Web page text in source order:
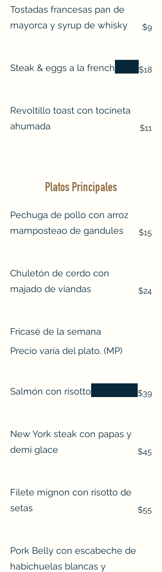
Tostadas francesas pan de
mayorca y syrup de whisky
$9
Steak & eggs a la french $18
Revoltillo toast con tocineta
ahumada
$11
Platos Principales
Pechuga de pollo con arroz
mamposteao de gandules
$15
Chuletón de cerdo con
majado de viandas
$24
Fricasé de la semana
Precio varía del plato. (MP)
Salmón con risotto $39
New York steak con papas y
demi glace
$45
Filete mignon con risotto de
setas
$55
Pork Belly con escabeche de
habichuelas blancas y